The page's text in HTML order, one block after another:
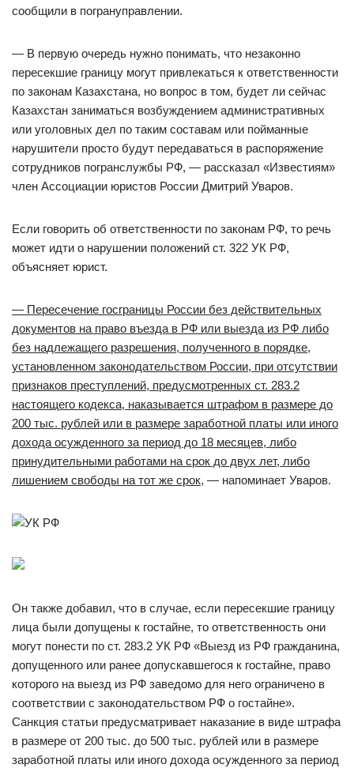
сообщили в погрануправлении.
— В первую очередь нужно понимать, что незаконно
пересекшие границу могут привлекаться к ответственности
по законам Казахстана, но вопрос в том, будет ли сейчас
Казахстан заниматься возбуждением административных
или уголовных дел по таким составам или пойманные
нарушители просто будут передаваться в распоряжение
сотрудников погранслужбы РФ, — рассказал «Известиям»
член Ассоциации юристов России Дмитрий Уваров.
Если говорить об ответственности по законам РФ, то речь
может идти о нарушении положений ст. 322 УК РФ,
объясняет юрист.
— Пересечение госграницы России без действительных
документов на право въезда в РФ или выезда из РФ либо
без надлежащего разрешения, полученного в порядке,
установленном законодательством России, при отсутствии
признаков преступлений, предусмотренных ст. 283.2
настоящего кодекса, наказывается штрафом в размере до
200 тыс. рублей или в размере заработной платы или иного
дохода осужденного за период до 18 месяцев, либо
принудительными работами на срок до двух лет, либо
лишением свободы на тот же срок, — напоминает Уваров.
Он также добавил, что в случае, если пересекшие границу
лица были допущены к гостайне, то ответственность они
могут понести по ст. 283.2 УК РФ «Выезд из РФ гражданина,
допущенного или ранее допускавшегося к гостайне, право
которого на выезд из РФ заведомо для него ограничено в
соответствии с законодательством РФ о гостайне».
Санкция статьи предусматривает наказание в виде штрафа
в размере от 200 тыс. до 500 тыс. рублей или в размере
заработной платы или иного дохода осужденного за период